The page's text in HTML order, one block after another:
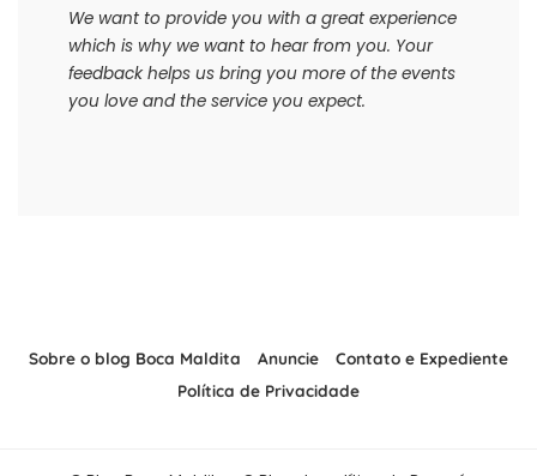
We want to provide you with a great experience
which is why we want to hear from you. Your
feedback helps us bring you more of the events
you love and the service you expect.
Sobre o blog Boca Maldita Anuncie
Contato e Expediente
Política de Privacidade